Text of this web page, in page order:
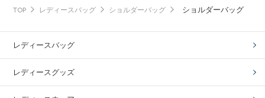
TOP レディースバッグ ショルダーバッグ ショルダーバッグ
レディースバッグ
レディースグッズ